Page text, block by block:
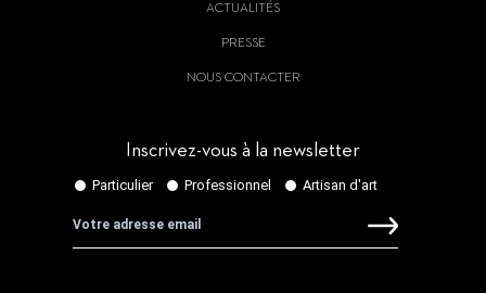
ACTUALITÉS
PRESSE
NOUS CONTACTER
Inscrivez-vous à la newsletter